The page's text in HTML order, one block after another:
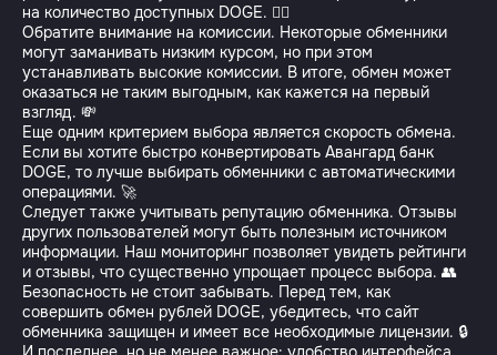
на количество доступных DOGE. 🐕‍🦺
Обратите внимание на комиссии. Некоторые обменники
могут заманивать низким курсом, но при этом
устанавливать высокие комиссии. В итоге, обмен может
оказаться не таким выгодным, как кажется на первый
взгляд. 💸
Еще одним критерием выбора является скорость обмена.
Если вы хотите быстро конвертировать Авангард банк
DOGE, то лучше выбирать обменники с автоматическими
операциями. 🚀
Следует также учитывать репутацию обменника. Отзывы
других пользователей могут быть полезным источником
информации. Наш мониторинг позволяет увидеть рейтинги
и отзывы, что существенно упрощает процесс выбора. 👥
Безопасность не стоит забывать. Перед тем, как
совершить обмен рублей DOGE, убедитесь, что сайт
обменника защищен и имеет все необходимые лицензии. 🔒